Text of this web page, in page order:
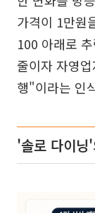
가격이 1만원
100 아래로
줄이자 자영
행"이라는 인
'솔로 다이닝